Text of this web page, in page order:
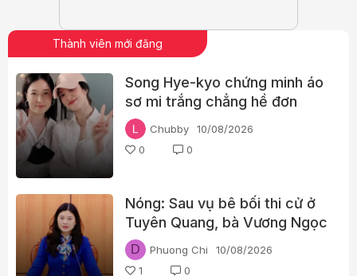
Thành viên mới đăng
Song Hye-kyo chứng minh áo
sơ mi trắng chẳng hề đơn
điệu, chỉ cần phối cùng chân
váy và một đôi giày lười là đã
đủ thanh lịch, sành điệu
Chubby
10/08/2026
0
0
Nóng: Sau vụ bê bối thi cử ở
Tuyên Quang, bà Vương Ngọc
Hà thôi phụ trách lĩnh vực
giáo dục
D Phuong Chi
10/08/2026
1
0